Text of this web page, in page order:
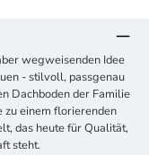
wegweisenden Idee
- stilvoll, passgenau
Dachboden der Familie
zu einem florierenden
das heute für Qualität,
steht.